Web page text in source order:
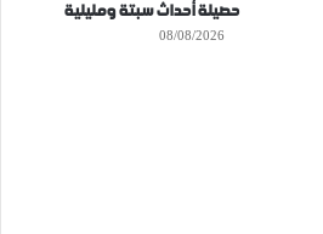
حصيلة أحداث سبتة ومليلية
08/08/2026